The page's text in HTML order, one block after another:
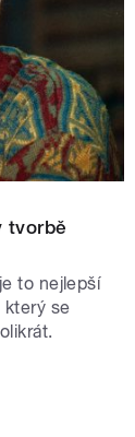
tvorbě
to nejlepší
který se